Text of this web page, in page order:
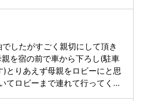
荷物を持つ気配すらなし。挨拶
います。 客室はリニュ
なりですが、明らかに狭い。特
前が壁で、圧迫感が強かったで
のトイレより明らかに狭かった
員。洗い場も2つしかなく、旅
したがすごく親切にして頂き
を宿の前で車から下ろし(駐車
とりあえず母親をロビーにと思
てロビーまで連れて行ってくだ